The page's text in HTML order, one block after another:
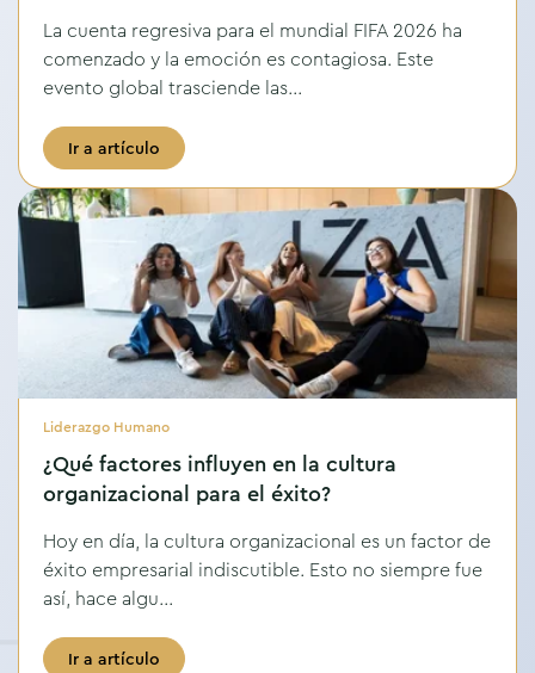
La cuenta regresiva para el mundial FIFA 2026 ha
comenzado y la emoción es contagiosa. Este
evento global trasciende las...
Ir a artículo
Liderazgo Humano
¿Qué factores influyen en la cultura
organizacional para el éxito?
Hoy en día, la cultura organizacional es un factor de
éxito empresarial indiscutible. Esto no siempre fue
así, hace algu...
Ir a artículo